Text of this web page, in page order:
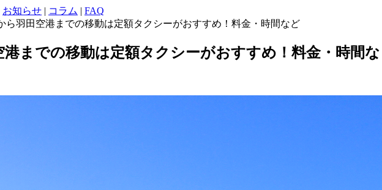
お知らせ | コラム | FAQ
ら羽田空港までの移動は定額タクシーがおすすめ！料金・時間など
までの移動は定額タクシーがおすすめ！料金・時間